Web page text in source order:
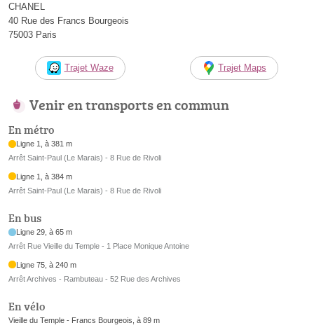
CHANEL
40 Rue des Francs Bourgeois
75003 Paris
Trajet Waze Trajet Maps
Venir en transports en commun
En métro
Ligne 1, à 381 m
Arrêt Saint-Paul (Le Marais) - 8 Rue de Rivoli
Ligne 1, à 384 m
Arrêt Saint-Paul (Le Marais) - 8 Rue de Rivoli
En bus
Ligne 29, à 65 m
Arrêt Rue Vieille du Temple - 1 Place Monique Antoine
Ligne 75, à 240 m
Arrêt Archives - Rambuteau - 52 Rue des Archives
En vélo
Vieille du Temple - Francs Bourgeois, à 89 m